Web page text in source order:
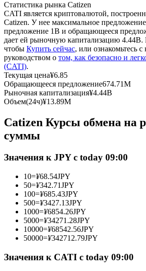
Копирование торговли
Станьте копи-трейдером
Наслаждайтесь распределением
за копи-трейдинг
Статистика рынка Catizen
CATI является криптовалютой,
Catizen. У нее максимальное
предложение 1B и обращающееся
дает ей рыночную капитализацию 4.44B.
чтобы Купить сейчас, или ознакомьтесь
руководством о том, как безопасно и
(CATI).
Текущая цена¥6.85
Обращающееся предложение674.71M
Рыночная капитализация¥4.44B
Объем(24ч)¥13.89M
Catizen Курсы обмена на
суммы
Значения к JPY с today 09:00
10=¥68.54JPY
50=¥342.71JPY
100=¥685.43JPY
500=¥3427.13JPY
1000=¥6854.26JPY
5000=¥34271.28JPY
10000=¥68542.56JPY
50000=¥342712.79JPY
Значения к CATI с today 09:00